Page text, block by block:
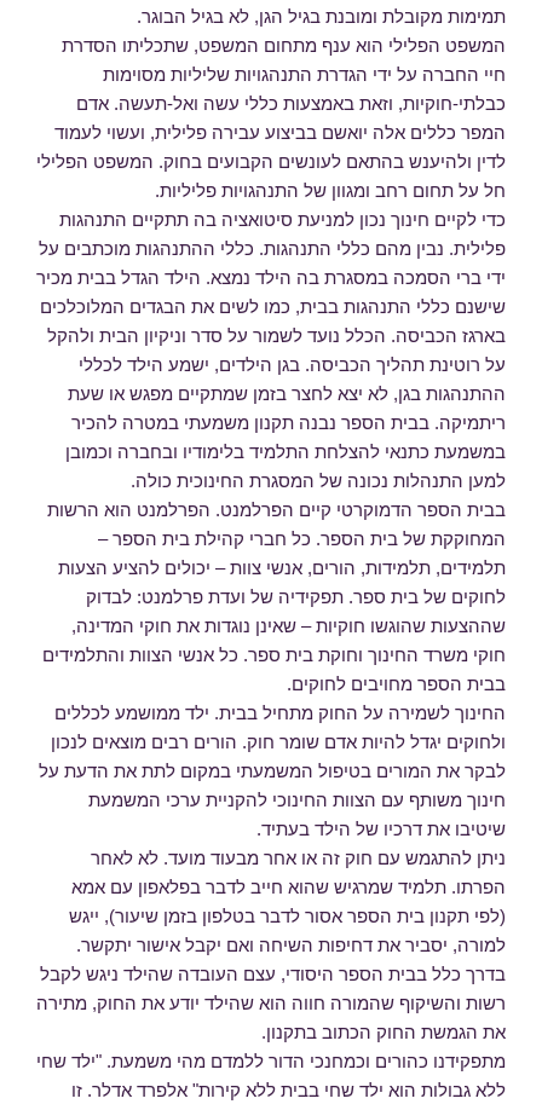
תמימות מקובלת ומובנת בגיל הגן, לא בגיל הבוגר.
המשפט הפלילי הוא ענף מתחום המשפט, שתכליתו הסדרת
חיי החברה על ידי הגדרת התנהגויות שליליות מסוימות
כבלתי-חוקיות, וזאת באמצעות כללי עשה ואל-תעשה. אדם
המפר כללים אלה יואשם בביצוע עבירה פלילית, ועשוי לעמוד
לדין ולהיענש בהתאם לעונשים הקבועים בחוק. המשפט הפלילי
חל על תחום רחב ומגוון של התנהגויות פליליות.
כדי לקיים חינוך נכון למניעת סיטואציה בה תתקיים התנהגות
פלילית. נבין מהם כללי התנהגות. כללי ההתנהגות מוכתבים על
ידי ברי הסמכה במסגרת בה הילד נמצא. הילד הגדל בבית מכיר
שישנם כללי התנהגות בבית, כמו לשים את הבגדים המלוכלכים
בארגז הכביסה. הכלל נועד לשמור על סדר וניקיון הבית ולהקל
על רוטינת תהליך הכביסה. בגן הילדים, ישמע הילד לכללי
ההתנהגות בגן, לא יצא לחצר בזמן שמתקיים מפגש או שעת
ריתמיקה. בבית הספר נבנה תקנון משמעתי במטרה להכיר
במשמעת כתנאי להצלחת התלמיד בלימודיו ובחברה וכמובן
למען התנהלות נכונה של המסגרת החינוכית כולה.
בבית הספר הדמוקרטי קיים הפרלמנט. הפרלמנט הוא הרשות
המחוקקת של בית הספר. כל חברי קהילת בית הספר –
תלמידים, תלמידות, הורים, אנשי צוות – יכולים להציע הצעות
לחוקים של בית ספר. תפקידיה של ועדת פרלמנט: לבדוק
שההצעות שהוגשו חוקיות – שאינן נוגדות את חוקי המדינה,
חוקי משרד החינוך וחוקת בית ספר. כל אנשי הצוות והתלמידים
בבית הספר מחויבים לחוקים.
החינוך לשמירה על החוק מתחיל בבית. ילד ממושמע לכללים
ולחוקים יגדל להיות אדם שומר חוק. הורים רבים מוצאים לנכון
לבקר את המורים בטיפול המשמעתי במקום לתת את הדעת על
חינוך משותף עם הצוות החינוכי להקניית ערכי המשמעת
שיטיבו את דרכיו של הילד בעתיד.
ניתן להתגמש עם חוק זה או אחר מבעוד מועד. לא לאחר
הפרתו. תלמיד שמרגיש שהוא חייב לדבר בפלאפון עם אמא
(לפי תקנון בית הספר אסור לדבר בטלפון בזמן שיעור), ייגש
למורה, יסביר את דחיפות השיחה ואם יקבל אישור יתקשר.
בדרך כלל בבית הספר היסודי, עצם העובדה שהילד ניגש לקבל
רשות והשיקוף שהמורה חווה הוא שהילד יודע את החוק, מתירה
את הגמשת החוק הכתוב בתקנון.
מתפקידנו כהורים וכמחנכי הדור ללמדם מהי משמעת. "ילד שחי
ללא גבולות הוא ילד שחי בבית ללא קירות" אלפרד אדלר. זו